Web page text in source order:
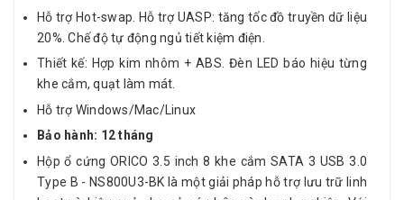
Hỗ trợ Hot-swap. Hỗ trợ UASP: tăng tốc đồ truyền dữ liệu
20%. Chế độ tự động ngủ tiết kiệm điện.
Thiết kế: Hợp kim nhôm + ABS. Đèn LED báo hiệu từng
khe cắm, quạt làm mát.
Hỗ trợ Windows/Mac/Linux
Bảo hành: 12 tháng
Hộp ổ cứng ORICO 3.5 inch 8 khe cắm SATA 3 USB 3.0
Type B - NS800U3-BK là một giải pháp hỗ trợ lưu trữ linh